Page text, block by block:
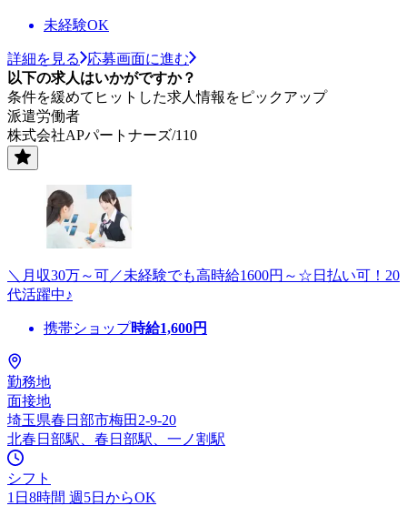
未経験OK
詳細を見る
応募画面に進む
以下の求人はいかがですか？
条件を緩めてヒットした求人情報をピックアップ
派遣労働者
株式会社APパートナーズ/110
＼月収30万～可／未経験でも高時給1600円～☆日払い可！20
代活躍中♪
携帯ショップ時給1,600円
勤務地
面接地
埼玉県春日部市梅田2-9-20
北春日部駅、春日部駅、一ノ割駅
シフト
1日8時間 週5日からOK